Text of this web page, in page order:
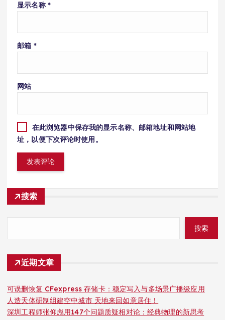
显示名称 *
邮箱 *
网站
在此浏览器中保存我的显示名称、邮箱地址和网站地
址，以便下次评论时使用。
搜索
搜索
近期文章
可误删恢复 CFexpress 存储卡：稳定写入与多场景广播级应用
人造天体研制组建空中城市 天地来回如意居住！
深圳工程师张仰彪用147个问题质疑相对论：经典物理的新思考